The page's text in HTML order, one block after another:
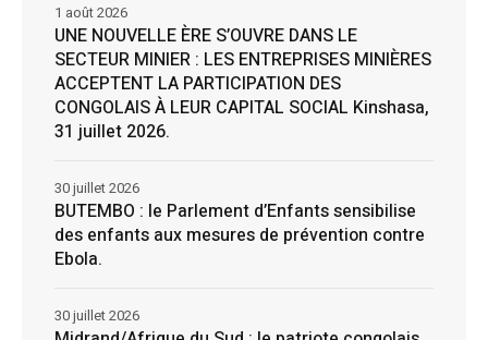
UNE NOUVELLE ÈRE S’OUVRE DANS LE
SECTEUR MINIER : LES ENTREPRISES MINIÈRES
ACCEPTENT LA PARTICIPATION DES
CONGOLAIS À LEUR CAPITAL SOCIAL Kinshasa,
31 juillet 2026.
1 août 2026
BUTEMBO : le Parlement d’Enfants sensibilise
des enfants aux mesures de prévention contre
Ebola.
30 juillet 2026
30 juillet 2026